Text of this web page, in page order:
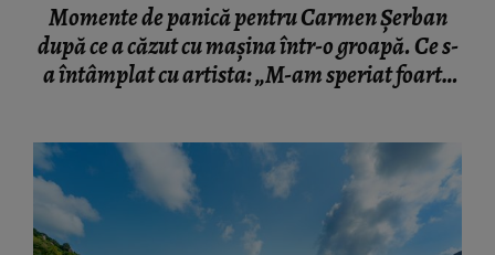
Momente de panică pentru Carmen Șerban
după ce a căzut cu mașina într-o groapă. Ce s-
a întâmplat cu artista: „M-am speriat foarte